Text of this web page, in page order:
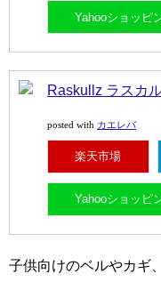
Yahooショッピ
Raskullz ラスカ
posted with カエレバ
楽天市場
Yahooショッピ
子供向けのベルやカギ